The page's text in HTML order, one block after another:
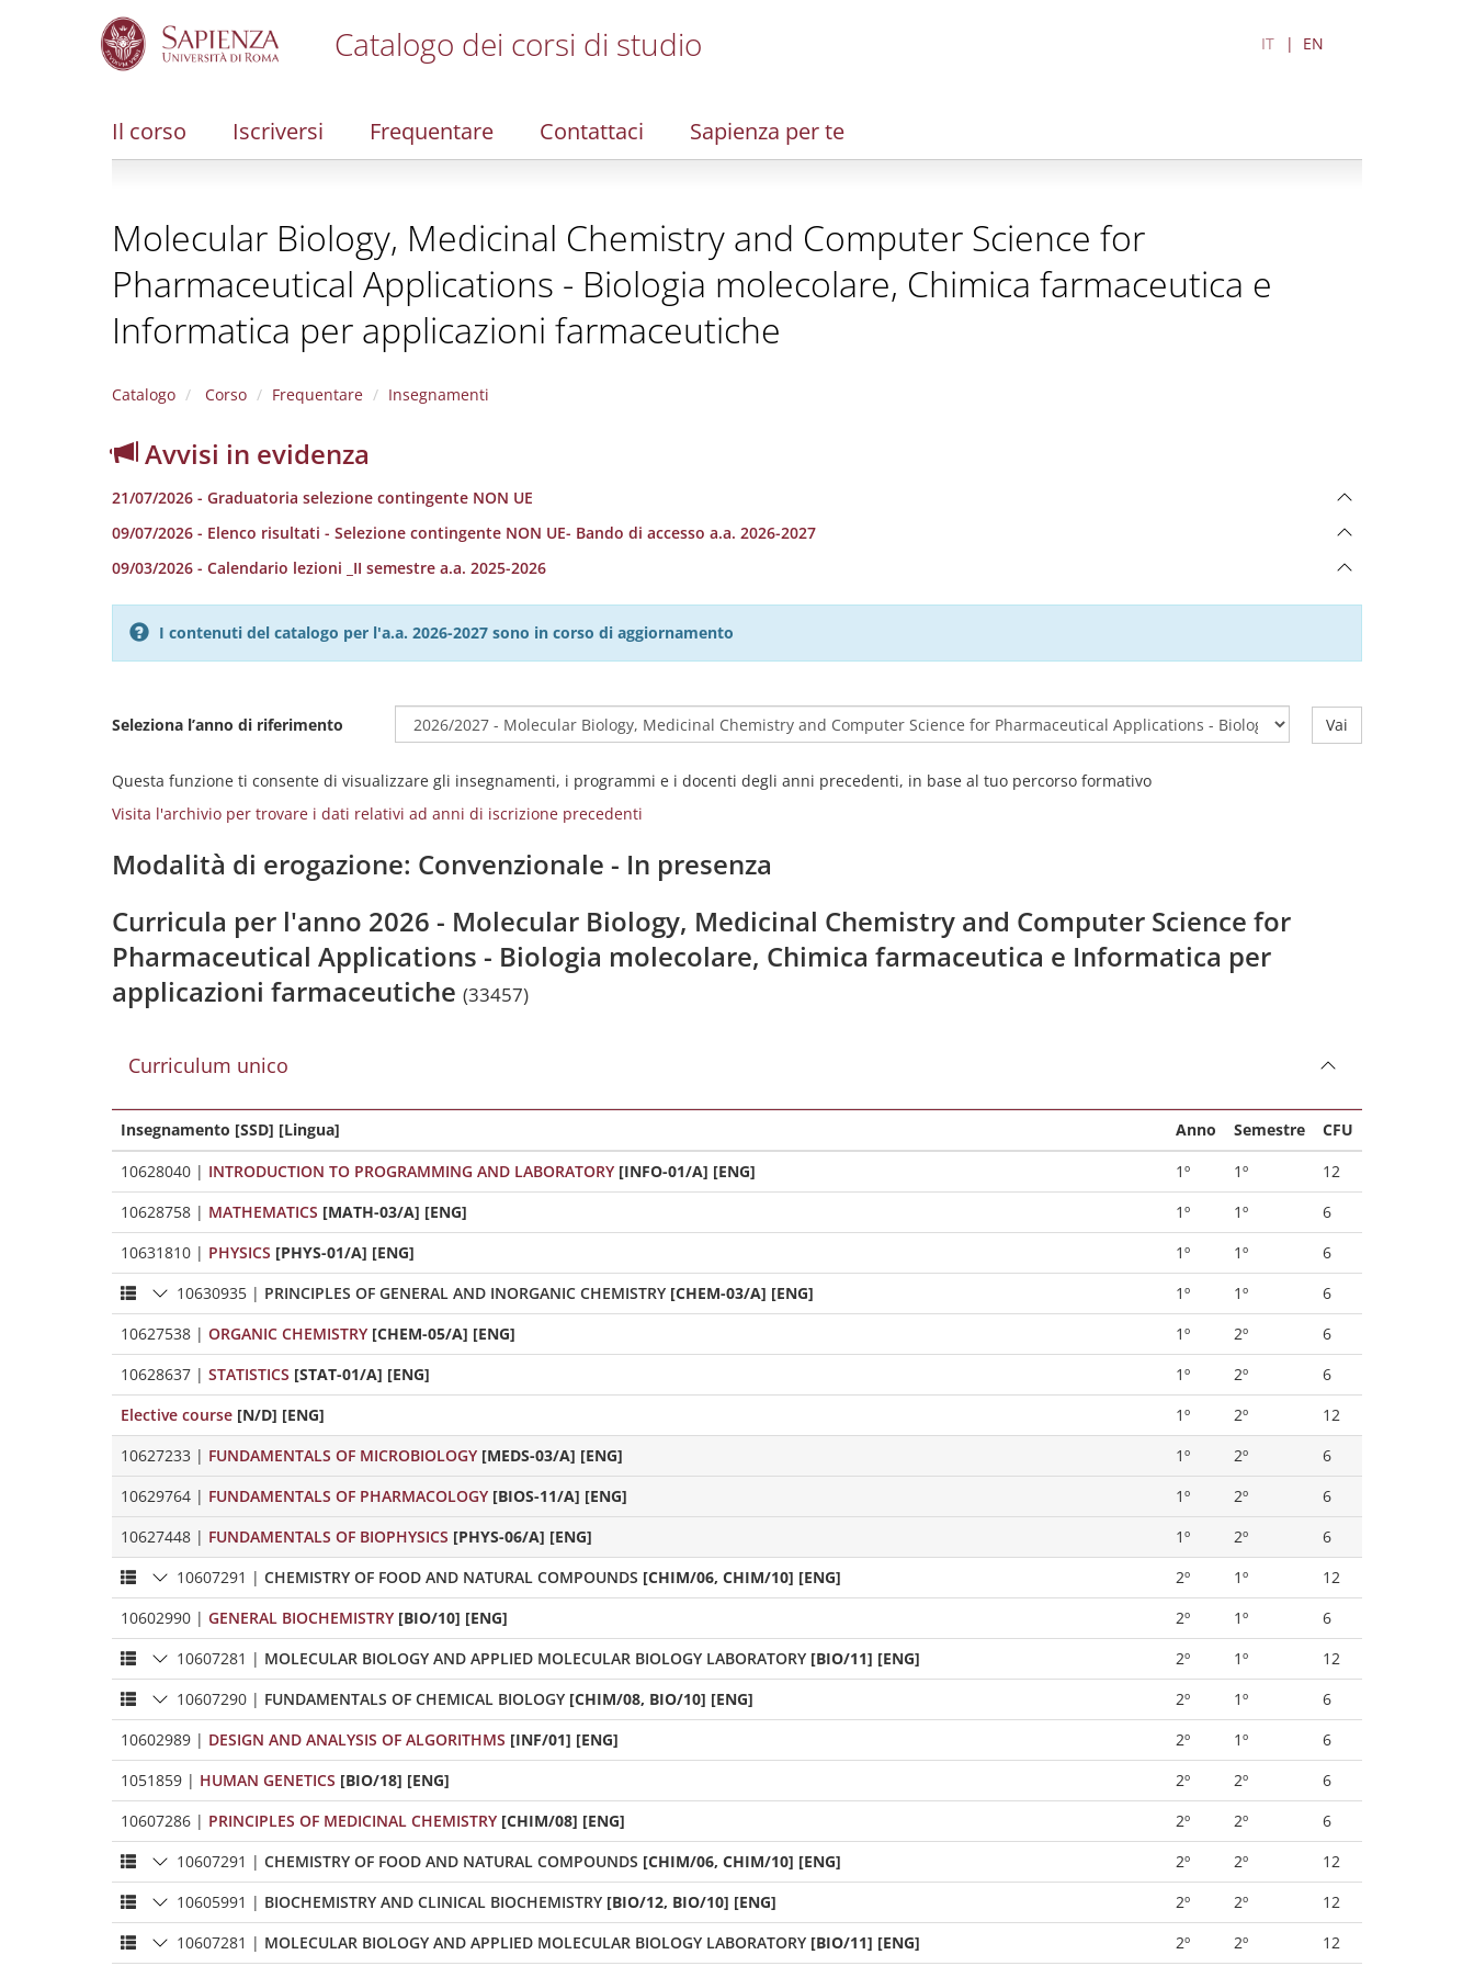
Catalogo dei corsi di studio IT EN
Il corso Iscriversi Frequentare Contattaci Sapienza per te
Molecular Biology, Medicinal Chemistry and Computer Science for
Pharmaceutical Applications - Biologia molecolare, Chimica farmaceutica e
Informatica per applicazioni farmaceutiche
Catalogo Corso Frequentare Insegnamenti
Avvisi in evidenza
21/07/2026 - Graduatoria selezione contingente NON UE
09/07/2026 - Elenco risultati - Selezione contingente NON UE- Bando di accesso a.a. 2026-2027
09/03/2026 - Calendario lezioni _II semestre a.a. 2025-2026
I contenuti del catalogo per l'a.a. 2026-2027 sono in corso di aggiornamento
Seleziona l’anno di riferimento Vai
Questa funzione ti consente di visualizzare gli insegnamenti, i programmi e i docenti degli anni precedenti, in base al tuo percorso formativo
Visita l'archivio per trovare i dati relativi ad anni di iscrizione precedenti
Modalità di erogazione: Convenzionale - In presenza
Curricula per l'anno 2026 - Molecular Biology, Medicinal Chemistry and Computer Science for
Pharmaceutical Applications - Biologia molecolare, Chimica farmaceutica e Informatica per
applicazioni farmaceutiche (33457)
Curriculum unico
Insegnamento [SSD] [Lingua] Anno Semestre
CFU
10628040 | INTRODUCTION TO PROGRAMMING AND LABORATORY [INFO-01/A] [ENG] 1º 1º
12
10628758 | MATHEMATICS [MATH-03/A] [ENG] 1º 1º
6
10631810 | PHYSICS [PHYS-01/A] [ENG] 1º 1º
6
10630935 | PRINCIPLES OF GENERAL AND INORGANIC CHEMISTRY [CHEM-03/A] [ENG] 1º 1º
6
10627538 | ORGANIC CHEMISTRY [CHEM-05/A] [ENG] 1º 2º
6
10628637 | STATISTICS [STAT-01/A] [ENG] 1º 2º
6
Elective course [N/D] [ENG] 1º 2º
12
10627233 | FUNDAMENTALS OF MICROBIOLOGY [MEDS-03/A] [ENG] 1º 2º
6
10629764 | FUNDAMENTALS OF PHARMACOLOGY [BIOS-11/A] [ENG] 1º 2º
6
10627448 | FUNDAMENTALS OF BIOPHYSICS [PHYS-06/A] [ENG] 1º 2º
6
10607291 | CHEMISTRY OF FOOD AND NATURAL COMPOUNDS [CHIM/06, CHIM/10] [ENG] 2º 1º
12
10602990 | GENERAL BIOCHEMISTRY [BIO/10] [ENG] 2º 1º
6
10607281 | MOLECULAR BIOLOGY AND APPLIED MOLECULAR BIOLOGY LABORATORY [BIO/11] [ENG] 2º 1º
12
10607290 | FUNDAMENTALS OF CHEMICAL BIOLOGY [CHIM/08, BIO/10] [ENG] 2º 1º
6
10602989 | DESIGN AND ANALYSIS OF ALGORITHMS [INF/01] [ENG] 2º 1º
6
1051859 | HUMAN GENETICS [BIO/18] [ENG] 2º 2º
6
10607286 | PRINCIPLES OF MEDICINAL CHEMISTRY [CHIM/08] [ENG] 2º 2º
6
10607291 | CHEMISTRY OF FOOD AND NATURAL COMPOUNDS [CHIM/06, CHIM/10] [ENG] 2º 2º
12
10605991 | BIOCHEMISTRY AND CLINICAL BIOCHEMISTRY [BIO/12, BIO/10] [ENG] 2º 2º
12
10607281 | MOLECULAR BIOLOGY AND APPLIED MOLECULAR BIOLOGY LABORATORY [BIO/11] [ENG] 2º 2º 12